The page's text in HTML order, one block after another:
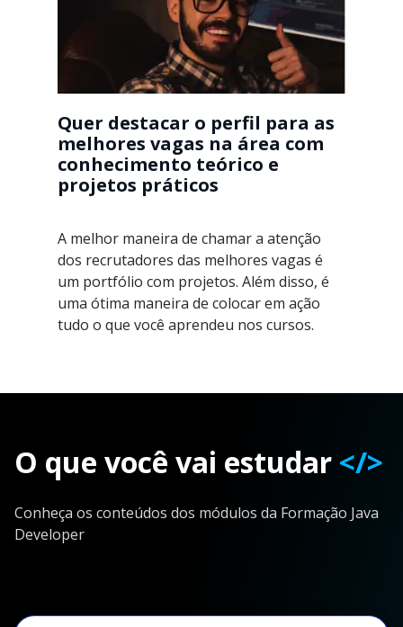
Quer destacar o perfil para as
melhores vagas na área com
conhecimento teórico e
projetos práticos
A melhor maneira de chamar a atenção
dos recrutadores das melhores vagas é
um portfólio com projetos. Além disso, é
uma ótima maneira de colocar em ação
tudo o que você aprendeu nos cursos.
O que você vai estudar </>
Conheça os conteúdos dos módulos da Formação Java
Developer